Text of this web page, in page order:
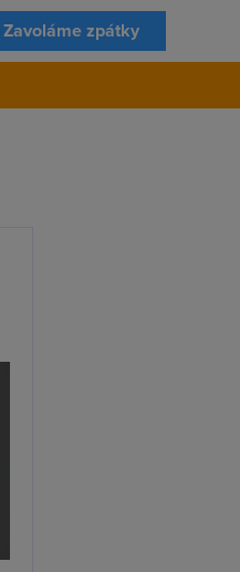
Zavoláme zpátky